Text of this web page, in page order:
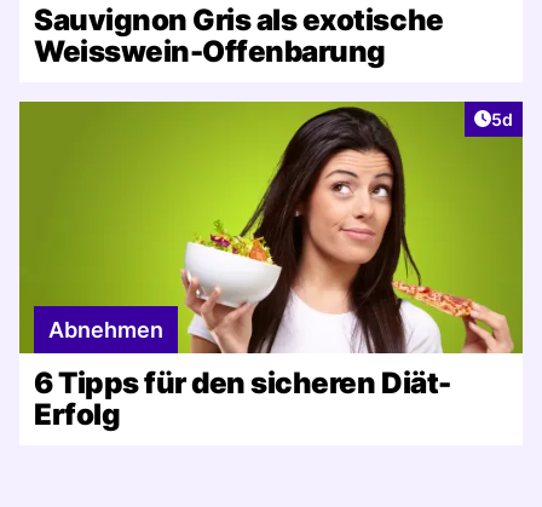
Sauvignon Gris als exotische
Weisswein-Offenbarung
5d
Abnehmen
6 Tipps für den sicheren Diät-
Erfolg